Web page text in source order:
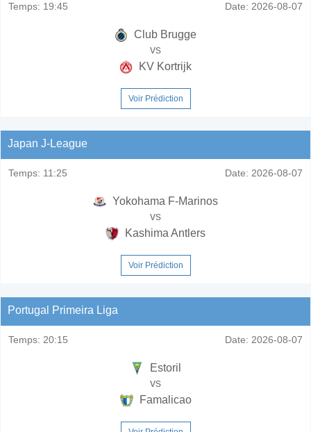
Temps: 19:45 Date: 2026-08-07
Club Brugge
vs
KV Kortrijk
Voir Prédiction
Japan J-League
Temps: 11:25 Date: 2026-08-07
Yokohama F-Marinos
vs
Kashima Antlers
Voir Prédiction
Portugal Primeira Liga
Temps: 20:15 Date: 2026-08-07
Estoril
vs
Famalicao